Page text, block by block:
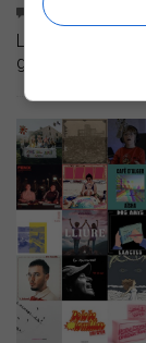
COMENTARIS
La cantant
guitarrista Borja